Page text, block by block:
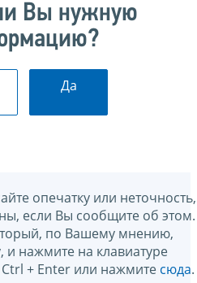
Вы нужную
Да
опечатку или неточность,
если Вы сообщите об этом.
по Вашему мнению,
нажмите на клавиатуре
+ Enter или нажмите сюда.